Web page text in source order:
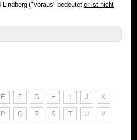
Lindberg ("Voraus" bedeuteter ist nicht
E F G H I J K
P Q R S T U V